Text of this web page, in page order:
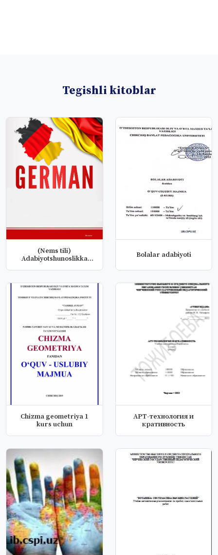
Tegishli kitoblar
(Nems tili)
Adabiyotshunoslikka
Bolalar adabiyoti
Chizma geometriya 1
kurs uchun
АРТ-технология и
кративность